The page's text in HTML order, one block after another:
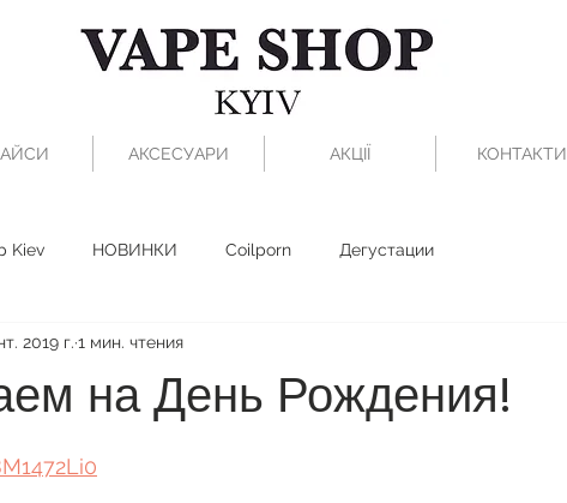
АКСЕСУАРИ АКЦІЇ КОНТАКТИ
Kiev НОВИНКИ Coilporn Дегустации
на День Рождения!
2019 г. 1 мин. чтения
звезд.